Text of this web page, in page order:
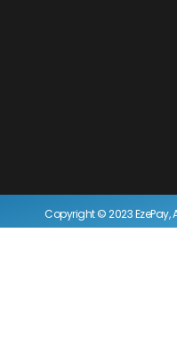
Copyright © 2023 EzePay,